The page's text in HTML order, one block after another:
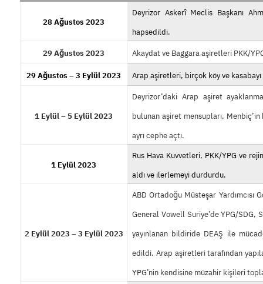
28 Ağustos 2023
Deyrizor Askerî Meclis Başkanı
hapsedildi.
29 Ağustos 2023
Akaydat ve Baggara aşiretleri PKK/
29 Ağustos – 3 Eylül 2023
Arap aşiretleri, birçok köy ve kasabayı
1 Eylül – 5 Eylül 2023
Deyrizor’daki Arap aşiret
bulunan aşiret mensupları, Menbiç’in
ayrı cephe açtı.
1 Eylül 2023
Rus Hava Kuvvetleri, PKK/YPG ve
aldı ve ilerlemeyi durdurdu.
2 Eylül 2023 – 3 Eylül 2023
ABD Ortadoğu Müsteşar Yardımcısı
General Vowell Suriye’de YPG/
yayınlanan bildiride DEAŞ ile
edildi. Arap aşiretleri tarafından
YPG’nin kendisine müzahir kişileri